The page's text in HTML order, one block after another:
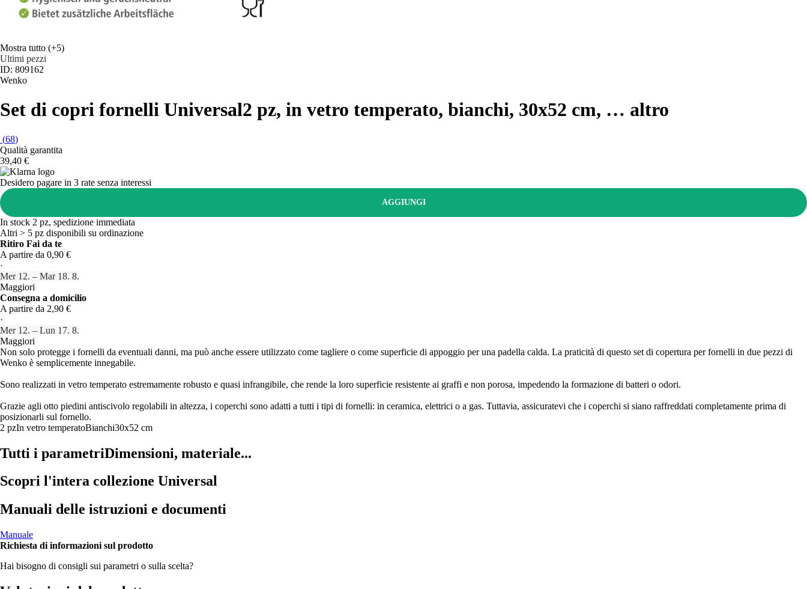
Mostra tutto (+5)
Ultimi pezzi
ID: 809162
Wenko
Set di copri fornelli Universal2 pz, in vetro temperato, bianchi, 30x52 cm, … altro
(68)
Qualità garantita
39,40 €
Desidero pagare in 3 rate senza interessi
AGGIUNGI
In stock 2 pz, spedizione immediata
Altri > 5 pz disponibili su ordinazione
Ritiro Fai da te
A partire da 0,90 €
·
Mer 12. – Mar 18. 8.
Maggiori
Consegna a domicilio
A partire da 2,90 €
·
Mer 12. – Lun 17. 8.
Maggiori
Non solo protegge i fornelli da eventuali danni, ma può anche essere utilizzato come tagliere o come superficie di appoggio per una padella calda. La praticità di questo set di copertura per fornelli in due pezzi di
Wenko è semplicemente innegabile.
Sono realizzati in vetro temperato estremamente robusto e quasi infrangibile, che rende la loro superficie resistente ai graffi e non porosa, impedendo la formazione di batteri o odori.
Grazie agli otto piedini antiscivolo regolabili in altezza, i coperchi sono adatti a tutti i tipi di fornelli: in ceramica, elettrici o a gas. Tuttavia, assicuratevi che i coperchi si siano raffreddati completamente prima di
posizionarli sul fornello.
2 pzIn vetro temperatoBianchi30x52 cm
Tutti i parametriDimensioni, materiale...
Scopri l'intera collezione Universal
Manuali delle istruzioni e documenti
Manuale
Richiesta di informazioni sul prodotto
Hai bisogno di consigli sui parametri o sulla scelta?